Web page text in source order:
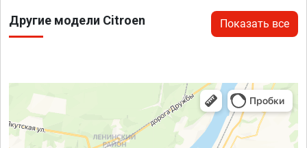
Другие модели Citroen Показать все